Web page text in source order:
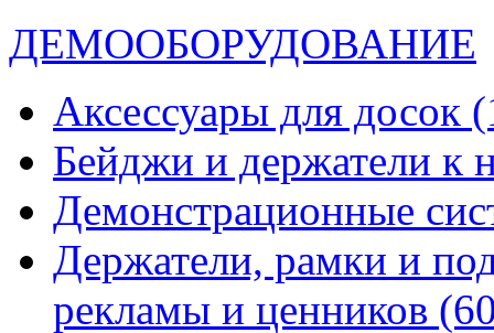
ДЕМООБОРУДОВАНИЕ
Аксессуары для досок
Бейджи и держатели к
Демонстрационные
Держатели, рамки и
рекламы и ценников